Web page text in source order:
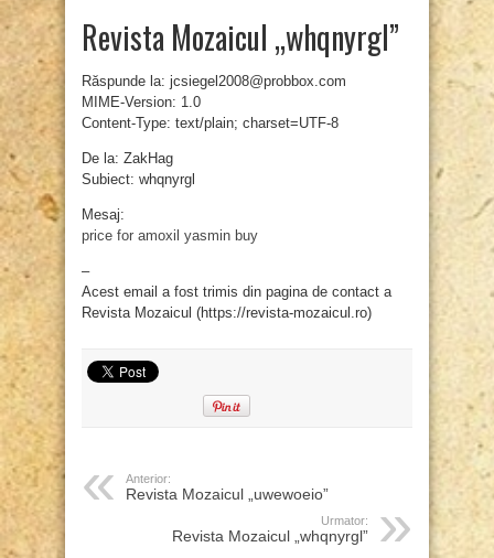
Revista Mozaicul „whqnyrgl”
Răspunde la: jcsiegel2008@probbox.com
MIME-Version: 1.0
Content-Type: text/plain; charset=UTF-8
De la: ZakHag
Subiect: whqnyrgl
Mesaj:
price for amoxil yasmin buy
–
Acest email a fost trimis din pagina de contact a
Revista Mozaicul (https://revista-mozaicul.ro)
Anterior:
Revista Mozaicul „uwewoeio”
Urmator:
Revista Mozaicul „whqnyrgl”